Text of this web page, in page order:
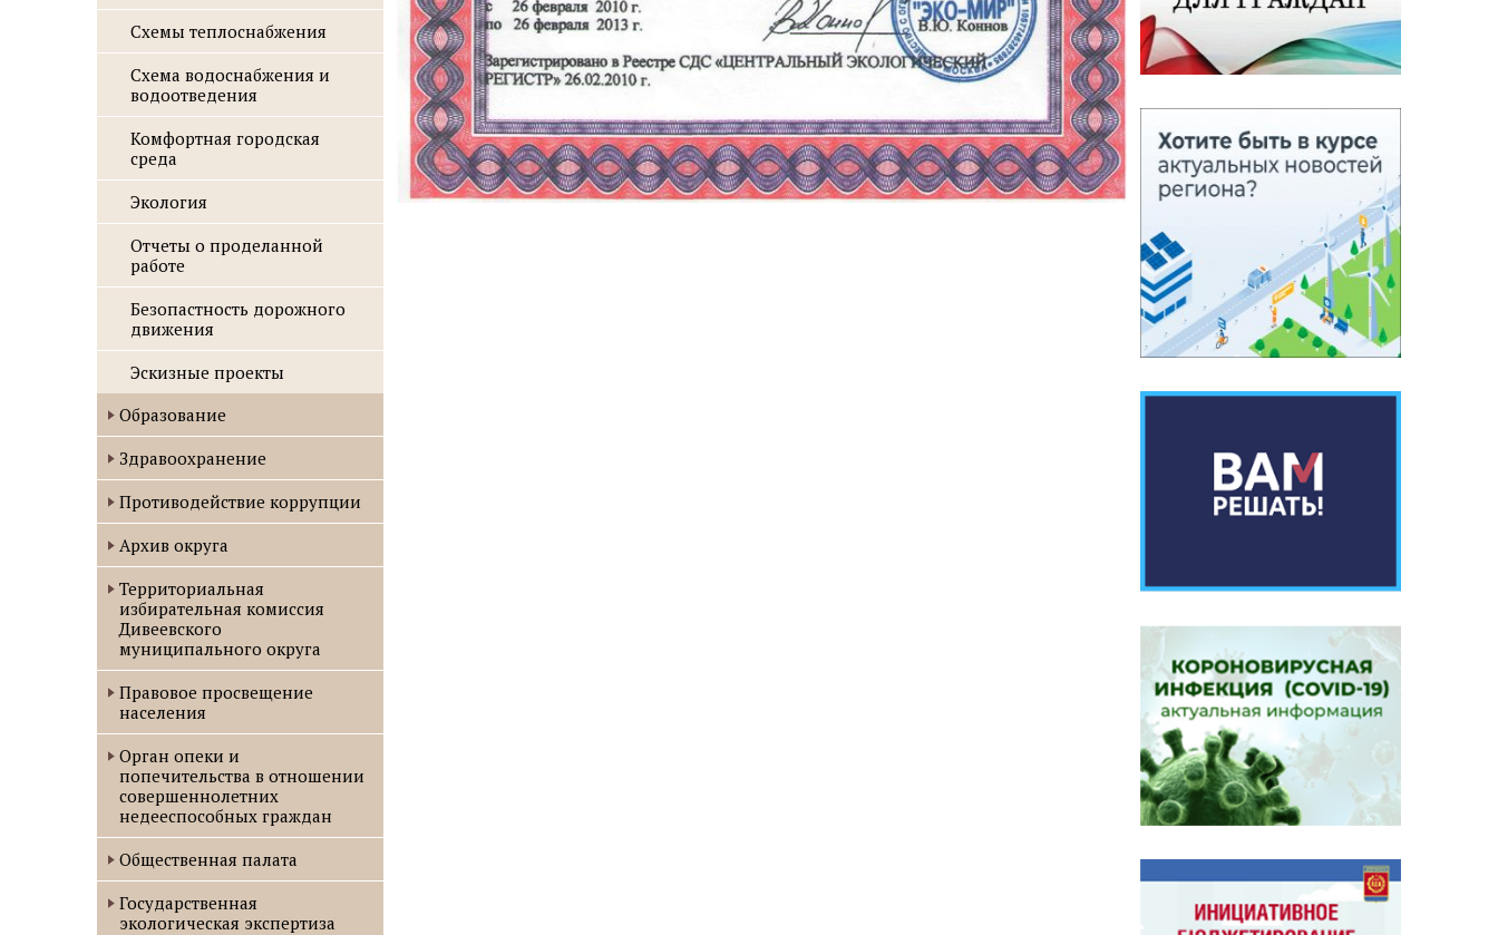
Схемы теплоснабжения
Схема водоснабжения и
водоотведения
Комфортная городская
среда
Экология
Отчеты о проделанной
работе
Безопастность дорожного
движения
Эскизные проекты
Образование
Здравоохранение
Противодействие коррупции
Архив округа
Территориальная
избирательная комиссия
Дивеевского
муниципального округа
Правовое просвещение
населения
Орган опеки и
попечительства в отношении
совершеннолетних
недееспособных граждан
Общественная палата
Государственная
экологическая экспертиза